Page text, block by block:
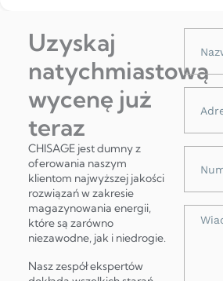
Uzyskaj
natychmiastową
wycenę już
teraz
CHISAGE jest dumny z
oferowania naszym
klientom najwyższej jakości
rozwiązań w zakresie
magazynowania energii,
które są zarówno
niezawodne, jak i niedrogie.
Nasz zespół ekspertów
telefonu